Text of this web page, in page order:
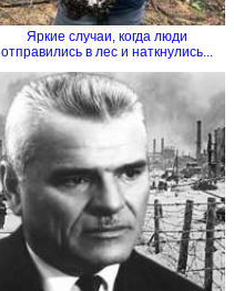
Яркие случаи, когда люди
отправились в лес и наткнулись...